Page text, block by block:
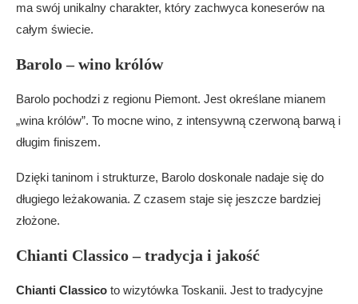
ma swój unikalny charakter, który zachwyca koneserów na
całym świecie.
Barolo – wino królów
Barolo pochodzi z regionu Piemont. Jest określane mianem
„wina królów”. To mocne wino, z intensywną czerwoną barwą i
długim finiszem.
Dzięki taninom i strukturze, Barolo doskonale nadaje się do
długiego leżakowania. Z czasem staje się jeszcze bardziej
złożone.
Chianti Classico – tradycja i jakość
Chianti Classico to wizytówka Toskanii. Jest to tradycyjne